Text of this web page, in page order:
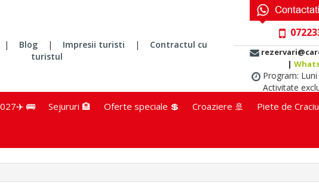
| Blog | Impresii turisti |
Contractul cu
turistul
|
Program: Luni
Activitate
🚌 Sejururi 🏨 Oferte speciale 💲 Croaziere 🚢 Piete de